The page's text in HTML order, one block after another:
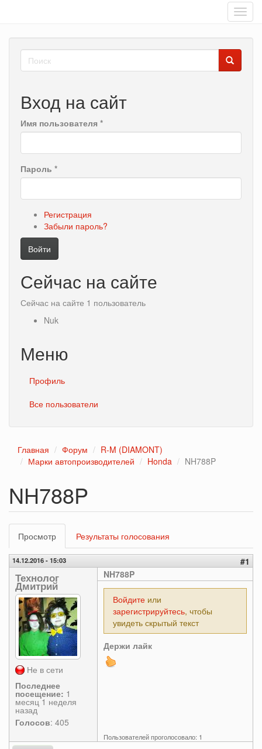
основному
Форма
поиска
Вход на сайт
Имя пользователя *
Пароль *
Регистрация
Забыли пароль?
Войти
Сейчас на сайте
Сейчас на сайте 1 пользователь
Nuk
Меню
Профиль
Все пользователи
Главная Форум
R-M (DIAMONT)
Марки автопроизводителей
Honda NH788P
NH788P
Главные
вкладки
Просмотр (активная
вкладка)
Результаты голосования
14.12.2016 - 15:03 #1
Технолог
Дмитрий
Не в сети
Последнее
посещение: 1
месяц 1 неделя
назад
Голосов: 405
NH788P
Войдите или
зарегистрируйтесь, чтобы
увидеть скрытый текст
Держи лайк
Пользователей проголосовало: 1